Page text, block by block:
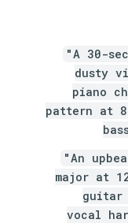
"A 30-
dusty
piano
pattern at
"An
major at
guitar
vocal